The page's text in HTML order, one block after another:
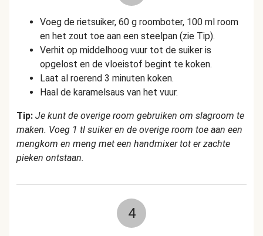
Voeg de rietsuiker, 60 g roomboter, 100 ml room
en het zout toe aan een steelpan (zie Tip).
Verhit op middelhoog vuur tot de suiker is
opgelost en de vloeistof begint te koken.
Laat al roerend 3 minuten koken.
Haal de karamelsaus van het vuur.
Tip: Je kunt de overige room gebruiken om slagroom te
maken. Voeg 1 tl suiker en de overige room toe aan een
mengkom en meng met een handmixer tot er zachte
pieken ontstaan.
4